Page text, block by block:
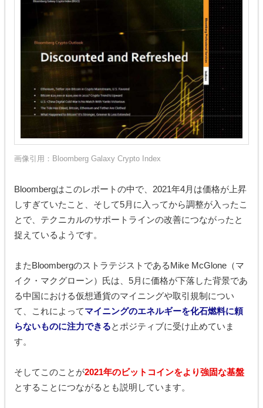
画像引用： Bloomberg Galaxy Crypto Index
Bloombergはこのレポートの中で、2021年4月は価格が上昇
しすぎていたこと、そして5月に入ってから調整が入ったこ
とで、テクニカルのサポートラインの改善につながったと
捉えているようです。
またBloombergのストラテジストであるMike McGlone（マ
イク・マクグローン）氏は、5月に価格が下落した背景であ
る中国における仮想通貨のマイニングや取引規制につい
て、これによってマイニングのエネルギーを化石燃料に頼
らないものに注力できるとポジティブに受け止めていま
す。
そしてこのことが2021年のビットコインをより強固な基盤
とすることにつながるとも説明しています。